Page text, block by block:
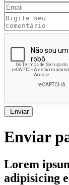
Enviar
Enviar
Lorem
adipisicing